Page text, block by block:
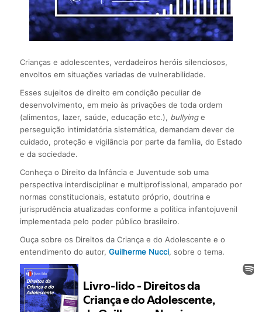
Crianças e adolescentes, verdadeiros heróis silenciosos,
envoltos em situações variadas de vulnerabilidade.
Esses sujeitos de direito em condição peculiar de
desenvolvimento, em meio às privações de toda ordem
(alimentos, lazer, saúde, educação etc.), bullyinge
perseguição intimidatória sistemática, demandam dever de
cuidado, proteção e vigilância por parte da família, do Estado
e da sociedade.
Conheça o Direito da Infância e Juventude sob uma
perspectiva interdisciplinar e multiprofissional, amparado por
normas constitucionais, estatuto próprio, doutrina e
jurisprudência atualizadas conforme a política infantojuvenil
implementada pelo poder público brasileiro.
Ouça sobre os Direitos da Criança e do Adolescente e o
entendimento do autor, Guilherme Nucci, sobre o tema.